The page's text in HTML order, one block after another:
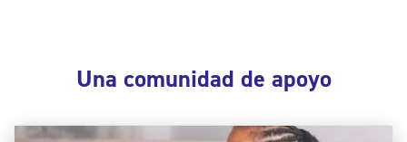
Una comunidad de apoyo